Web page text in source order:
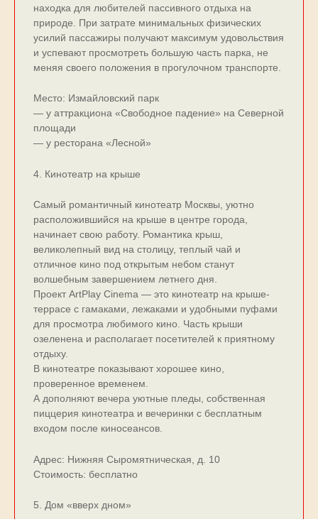
находка для любителей пассивного отдыха на
природе. При затрате минимальных физических
усилий пассажиры получают максимум удовольствия
и успевают просмотреть большую часть парка, не
меняя своего положения в прогулочном транспорте.
Место: Измайловский парк
— у аттракциона «Свободное падение» на Северной
площади
— у ресторана «Лесной»
4. Кинотеатр на крыше
Самый романтичный кинотеатр Москвы, уютно
расположившийся на крыше в центре города,
начинает свою работу. Романтика крыш,
великолепный вид на столицу, теплый чай и
отличное кино под открытым небом станут
волшебным завершением летнего дня.
Проект ArtPlay Cinema — это кинотеатр на крыше-
террасе с гамаками, лежаками и удобными пуфами
для просмотра любимого кино. Часть крыши
озеленена и располагает посетителей к приятному
отдыху.
В кинотеатре показывают хорошее кино,
проверенное временем.
А дополняют вечера уютные пледы, собственная
пиццерия кинотеатра и вечеринки с бесплатным
входом после киносеансов.
Адрес: Нижняя Сыромятническая, д. 10
Стоимость: бесплатно
5. Дом «вверх дном»